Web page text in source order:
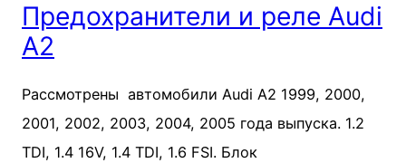
Предохранители и реле Audi
A2
Рассмотрены автомобили Audi A2 1999, 2000,
2001, 2002, 2003, 2004, 2005 года выпуска. 1.2
TDI, 1.4 16V, 1.4 TDI, 1.6 FSI. Блок